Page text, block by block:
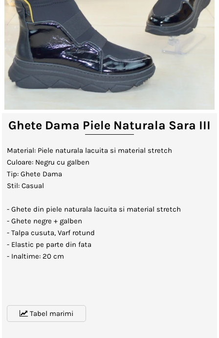
Ghete Dama Piele Naturala Sara III
Material: Piele naturala lacuita si material stretch
Culoare: Negru cu galben
Tip: Ghete Dama
Stil: Casual
- Ghete din piele naturala lacuita si material stretch
- Ghete negre + galben
- Talpa cusuta, Varf rotund
- Elastic pe parte din fata
- Inaltime: 20 cm
Tabel marimi
Lenjerii de Pat
Viziere
Catalog
Contact
Autentificare sau creeaza cont